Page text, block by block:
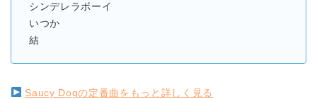
シンデレラボーイ
いつか
結
Saucy Dogの定番曲をもっと詳しく見る